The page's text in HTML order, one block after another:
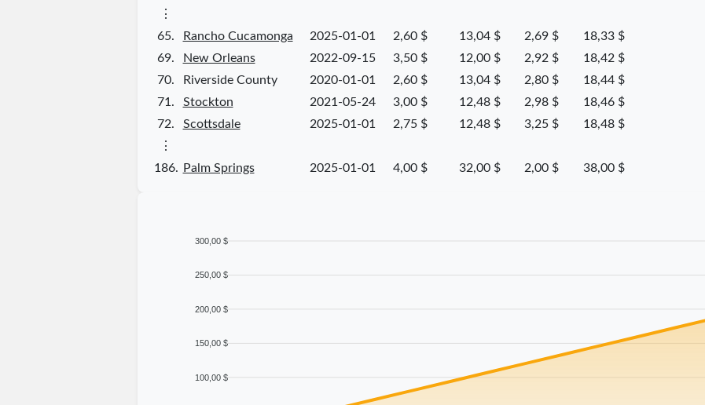
⋮
65.
Rancho Cucamonga 2025-01-01 2,60 $ 13,04 $ 2,69 $
18,33 $
69.
New Orleans 2022-09-15 3,50 $ 12,00 $ 2,92 $
18,42 $
70.
Riverside County 2020-01-01 2,60 $ 13,04 $ 2,80 $
18,44 $
71.
Stockton 2021-05-24 3,00 $ 12,48 $ 2,98 $
18,46 $
72.
Scottsdale 2025-01-01 2,75 $ 12,48 $ 3,25 $
18,48 $
⋮
186.
Palm Springs 2025-01-01 4,00 $ 32,00 $ 2,00 $ 38,00 $
300,00 $
250,00 $
200,00 $
150,00 $
100,00 $